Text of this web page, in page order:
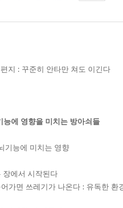
지 : 꾸준히 안타만 쳐도 이긴다
능에 영향을 미치는 방아쇠들
기능에 미치는 영향
장에서 시작된다
가면 쓰레기가 나온다 : 유독한 환